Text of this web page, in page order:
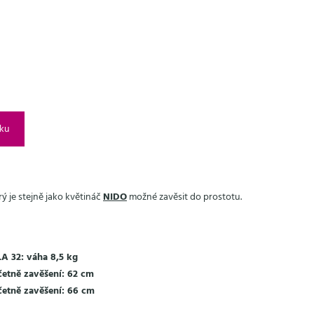
je stejně jako květináčNIDOmožné zavěsit do prostotu.
32: váha 8,5 kg
zavěšení: 62 cm
zavěšení: 66 cm